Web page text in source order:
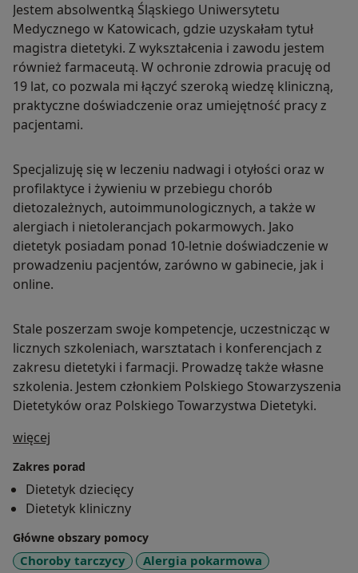
Jestem absolwentką Śląskiego Uniwersytetu
Medycznego w Katowicach, gdzie uzyskałam tytuł
magistra dietetyki. Z wykształcenia i zawodu jestem
również farmaceutą. W ochronie zdrowia pracuję od
19 lat, co pozwala mi łączyć szeroką wiedzę kliniczną,
praktyczne doświadczenie oraz umiejętność pracy z
pacjentami.
Specjalizuję się w leczeniu nadwagi i otyłości oraz w
profilaktyce i żywieniu w przebiegu chorób
dietozależnych, autoimmunologicznych, a także w
alergiach i nietolerancjach pokarmowych. Jako
dietetyk posiadam ponad 10-letnie doświadczenie w
prowadzeniu pacjentów, zarówno w gabinecie, jak i
online.
Stale poszerzam swoje kompetencje, uczestnicząc w
licznych szkoleniach, warsztatach i konferencjach z
zakresu dietetyki i farmacji. Prowadzę także własne
szkolenia. Jestem członkiem Polskiego Stowarzyszenia
Dietetyków oraz Polskiego Towarzystwa Dietetyki.
więcej
Zakres porad
Dietetyk dziecięcy
Dietetyk kliniczny
Główne obszary pomocy
Choroby tarczycy
Alergia pokarmowa